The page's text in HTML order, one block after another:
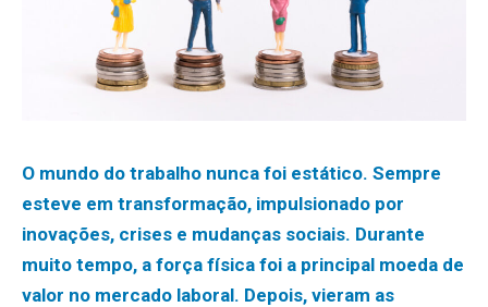
O mundo do trabalho nunca foi estático. Sempre
esteve em transformação, impulsionado por
inovações, crises e mudanças sociais. Durante
muito tempo, a força física foi a principal moeda de
valor no mercado laboral. Depois, vieram as